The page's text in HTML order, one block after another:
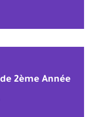
2ème Année